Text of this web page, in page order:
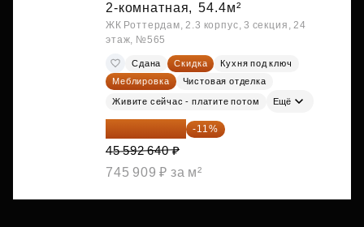
2-комнатная, 54.4м²
ЖК Роттердам, 2.3 корпус, 3 секция, 24
этаж, №565
Сдана Скидка
Кухня под ключ
Меблировка
Чистовая отделка
Живите сейчас - платите потом Ещё
40 577 450 ₽ -11%
45 592 640 ₽
745 909 ₽ за м²